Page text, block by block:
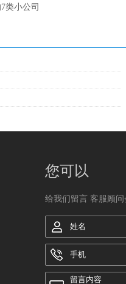
类小公司
您可以
给我们留言 客服顾